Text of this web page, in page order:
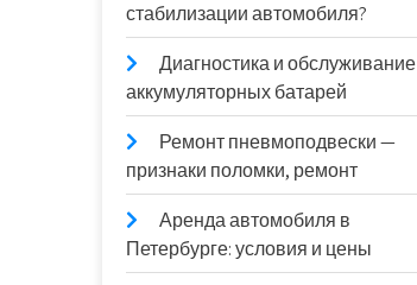
стабилизации автомобиля?
Диагностика и обслуживание
аккумуляторных батарей
Ремонт пневмоподвески —
признаки поломки, ремонт
Аренда автомобиля в
Петербурге: условия и цены